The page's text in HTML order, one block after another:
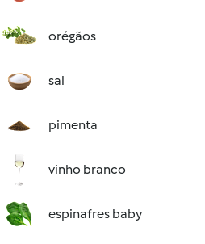
orégãos
sal
pimenta
vinho branco
espinafres baby